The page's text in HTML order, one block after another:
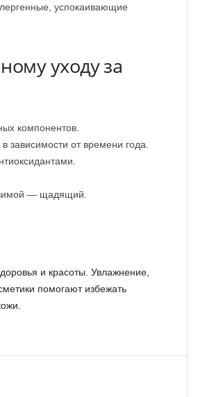
успокаивающие
уходу за
компонентов.
от времени года.
— щадящий.
и красоты. Увлажнение,
помогают избежать